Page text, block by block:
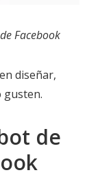
Facebook
diseñar,
de